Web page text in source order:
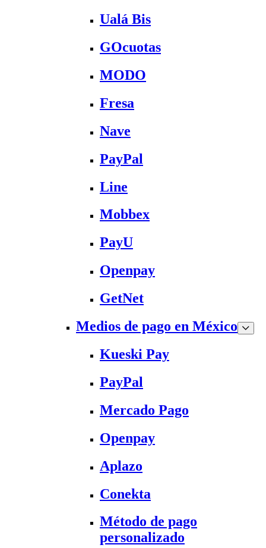
Ualá Bis
GOcuotas
MODO
Fresa
Nave
PayPal
Line
Mobbex
PayU
Openpay
GetNet
Medios de pago en México
Kueski Pay
PayPal
Mercado Pago
Openpay
Aplazo
Conekta
Método de pago
personalizado